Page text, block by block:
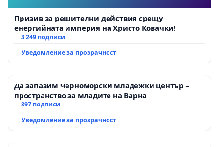
Призив за решителни действия срещу
енергийната империя на Христо Ковачки!
3 249 подписи
Уведомление за прозрачност
Да запазим Черноморски младежки център –
пространство за младите на Варна
897 подписи
Уведомление за прозрачност